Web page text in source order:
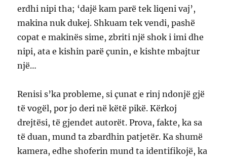
erdhi nipi tha; ‘dajë kam parë tek liqeni vaj’,
makina nuk dukej. Shkuam tek vendi, pashë
copat e makinës sime, zbriti një shok i imi dhe
nipi, ata e kishin parë çunin, e kishte mbajtur
një…
Renisi s’ka probleme, si çunat e rinj ndonjë gjë
të vogël, por jo deri në këtë pikë. Kërkoj
drejtësi, të gjendet autorët. Prova, fakte, ka sa
të duan, mund ta zbardhin patjetër. Ka shumë
kamera, edhe shoferin mund ta identifikojë, ka